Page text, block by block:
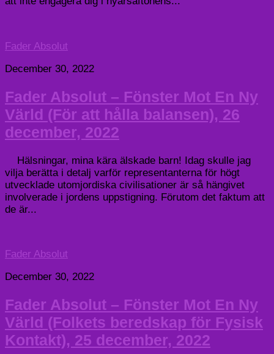
Fader Absolut
December 30, 2022
Fader Absolut – Fönster Mot En Ny
Värld (För att hålla balansen), 26
december, 2022
Hälsningar, mina kära älskade barn! Idag skulle jag
vilja berätta i detalj varför representanterna för högt
utvecklade utomjordiska civilisationer är så hängivet
involverade i jordens uppstigning. Förutom det faktum att
de är...
Fader Absolut
December 30, 2022
Fader Absolut – Fönster Mot En Ny
Värld (Folkets beredskap för Fysisk
Kontakt), 25 december, 2022